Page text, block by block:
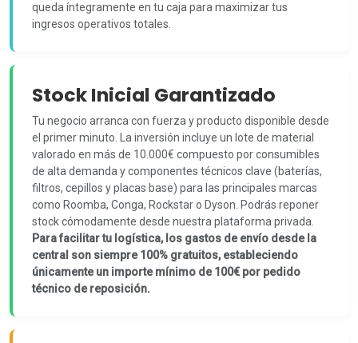
queda íntegramente en tu caja para maximizar tus
ingresos operativos totales.
Stock Inicial Garantizado
Tu negocio arranca con fuerza y producto disponible desde
el primer minuto. La inversión incluye un lote de material
valorado en más de 10.000€ compuesto por consumibles
de alta demanda y componentes técnicos clave (baterías,
filtros, cepillos y placas base) para las principales marcas
como Roomba, Conga, Rockstar o Dyson. Podrás reponer
stock cómodamente desde nuestra plataforma privada.
Para facilitar tu logística, los gastos de envío desde la
central son siempre 100% gratuitos, estableciendo
únicamente un importe mínimo de 100€ por pedido
técnico de reposición.